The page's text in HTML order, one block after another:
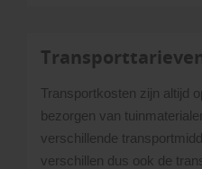
Transportkosten zijn altijd
bezorgen van
verschillende
verschillen dus ook de